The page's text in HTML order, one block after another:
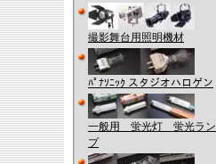
撮影舞台用照明機材
ﾊﾟﾅｿﾆｯｸ スタジオハロゲン
一般用 蛍光灯 蛍光ラン
プ